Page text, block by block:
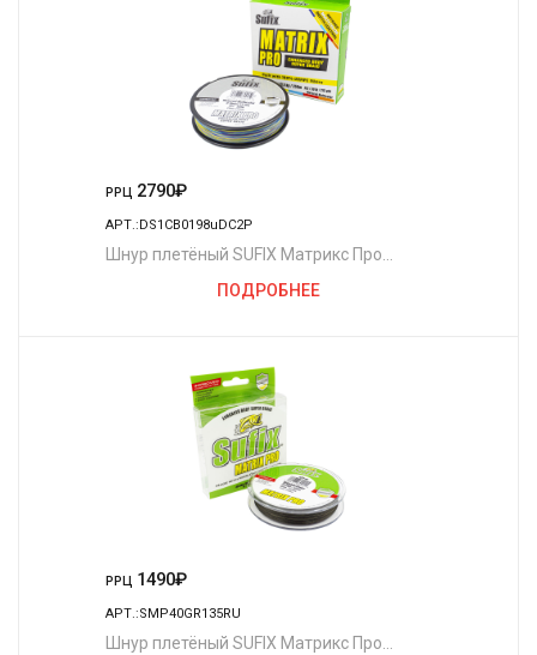
РРЦ 2790₽
АРТ.:DS1CB0198uDC2P
Шнур плетёный SUFIX Матрикс Про
ПОДРОБНЕЕ
РРЦ 1490₽
АРТ.:SMP40GR135RU
Шнур плетёный SUFIX Матрикс Про